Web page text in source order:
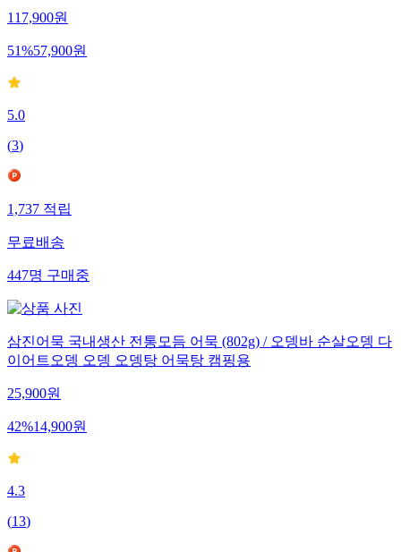
117,900원
51%57,900원
5.0
(3)
1,737적립
무료배송
447명구매중
삼진어묵 국내생산 전통모듬 어묵 (802g) / 오뎅바 순살오뎅 다
이어트오뎅 오뎅 오뎅탕 어묵탕 캠핑용
25,900원
42%14,900원
4.3
(13)